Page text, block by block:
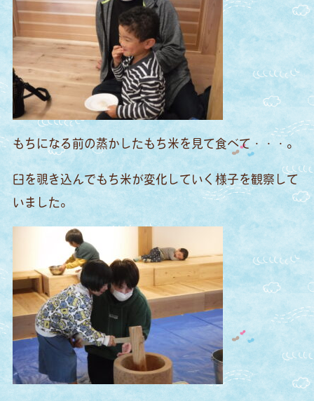
もちになる前の蒸かしたもち米を見て食べて・・・。
臼を覗き込んでもち米が変化していく様子を観察して
いました。